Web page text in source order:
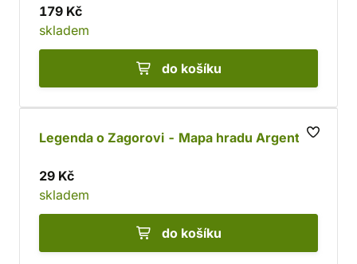
179 Kč
skladem
do košíku
Legenda o Zagorovi - Mapa hradu Argent
29 Kč
skladem
do košíku